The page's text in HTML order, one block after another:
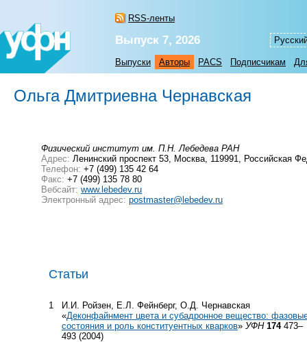
RSS-ленты
Выпуск 7, 2026
Выпуски Авторы PACS Подписчикам
Ольга Дмитриевна Чернавская
Физический институт им. П.Н. Лебедева РАН
Адрес: Ленинский проспект 53, Москва, 119991, Российская
Телефон: +7 (499) 135 42 64
Факс: +7 (499) 135 78 80
Вебсайт: www.lebedev.ru
Электронный адрес: postmaster@lebedev.ru
Статьи
1
И.И. Ройзен, Е.Л. Фейнберг, О.Д. Чернавская
«Деконфайнмент цвета и субадронное вещество:
состояния и роль конституентных кварков» УФН 174473–
493 (2004)